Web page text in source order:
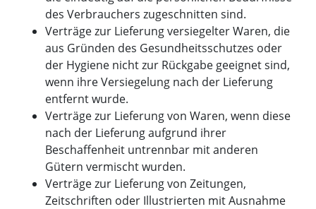
des Verbrauchers zugeschnitten sind.
Verträge zur Lieferung versiegelter Waren, die
aus Gründen des Gesundheitsschutzes oder
der Hygiene nicht zur Rückgabe geeignet sind,
wenn ihre Versiegelung nach der Lieferung
entfernt wurde.
Verträge zur Lieferung von Waren, wenn diese
nach der Lieferung aufgrund ihrer
Beschaffenheit untrennbar mit anderen
Gütern vermischt wurden.
Verträge zur Lieferung von Zeitungen,
Zeitschriften oder Illustrierten mit Ausnahme